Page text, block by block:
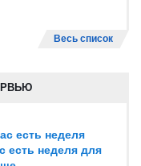
Весь список
есть неделя
есть неделя для